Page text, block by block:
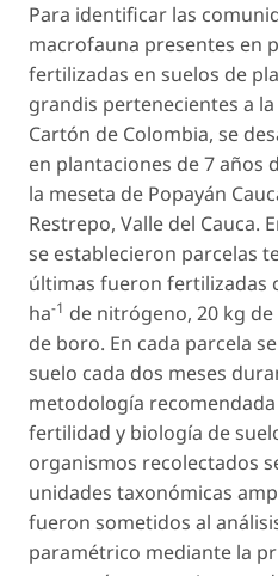
Para identificar las
macrofauna presentes en
fertilizadas en suelos de
grandis pertenecientes a
Cartón de Colombia, se
en plantaciones de 7 años
la meseta de Popayán
Restrepo, Valle del Cauca.
se establecieron parcelas
últimas fueron fertilizadas
ha-1 de nitrógeno, 20 kg
de boro. En cada parcela
suelo cada dos meses
metodología
fertilidad y biología de
organismos recolectados
unidades taxonómicas
fueron sometidos al
paramétrico mediante la